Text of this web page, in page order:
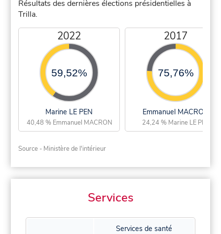
Résultats des dernières élections présidentielles à
Trilla.
2022
59,52%
Marine LE PEN
40,48 % Emmanuel MACRON
2017
75,76%
Emmanuel MACRON
24,24 % Marine LE PEN
Source - Ministère de l'intérieur
Services
Services de santé